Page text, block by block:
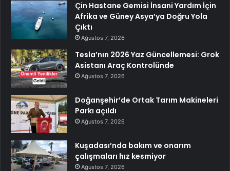
Çin Hastane Gemisi İnsani Yardım İçin
Afrika ve Güney Asya’ya Doğru Yola
Çıktı
Ağustos 7, 2026
Tesla’nın 2026 Yaz Güncellemesi: Grok
Asistanı Araç Kontrolünde
Ağustos 7, 2026
Doğanşehir’de Ortak Tarım Makineleri
Parkı açıldı
Ağustos 7, 2026
Kuşadası’nda bakım ve onarım
çalışmaları hız kesmiyor
Ağustos 7, 2026